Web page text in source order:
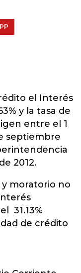
el Interés
y la tasa de
entre el 1
septiembre
2012.
moratorio no
31.13%
de crédito